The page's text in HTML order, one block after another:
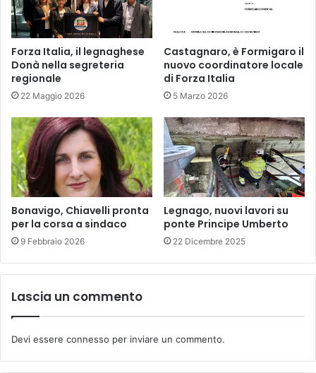
Forza Italia, il legnaghese
Donà nella segreteria
regionale
22 Maggio 2026
Castagnaro, è Formigaro il
nuovo coordinatore locale
di Forza Italia
5 Marzo 2026
Bonavigo, Chiavelli pronta
per la corsa a sindaco
9 Febbraio 2026
Legnago, nuovi lavori su
ponte Principe Umberto
22 Dicembre 2025
Lascia un commento
Devi essere connesso per inviare un commento.